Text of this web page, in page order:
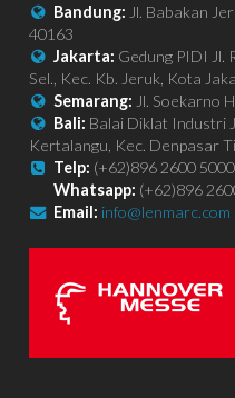
Bandung: Jl. Babakan
40163
Jakarta: Gedung PIDI Jl.
Sel., Kec. Kb. Jeruk, Kota
Semarang: Jl. Soekarno
Bali: Balai Diklat Industri
Kertalangu, Kec. Denpasar
Telp: (+62)896 2600 5000
Whatsapp: (+62)896
Email: info@lenmarc.com